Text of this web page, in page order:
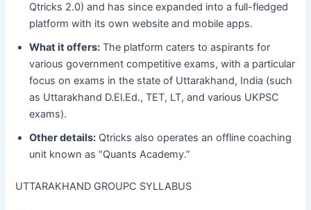
Qtricks 2.0) and has since expanded into a full-fledged
platform with its own website and mobile apps.
What it offers: The platform caters to aspirants for
various government competitive exams, with a particular
focus on exams in the state of Uttarakhand, India (such
as Uttarakhand D.El.Ed., TET, LT, and various UKPSC
exams).
Other details: Qtricks also operates an offline coaching
unit known as “Quants Academy.”
UTTARAKHAND GROUPC SYLLABUS